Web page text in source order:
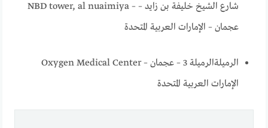
NBD tower, al nuaimiya – شارع الشيخ خليفة بن زايد –
عجمان – الإمارات العربية المتحدة
Oxygen Medical Center الرميلةالرميلة 3 – عجمان –
الإمارات العربية المتحدة